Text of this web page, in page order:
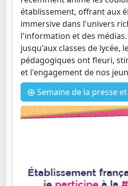
établissement, offrant aux
immersive dans l'univers
l'information et des
jusqu'aux classes de lycée,
pédagogiques ont fleuri,
et l'engagement de nos
Semaine de la presse et